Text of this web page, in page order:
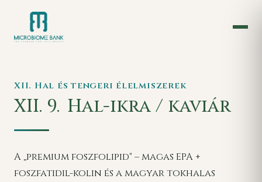
XII. Hal és tengeri élelmiszerek
XII. 9. Hal-ikra / kaviár
A „premium foszfolipid" – magas EPA +
foszfatidil-kolin és a magyar tokhalas